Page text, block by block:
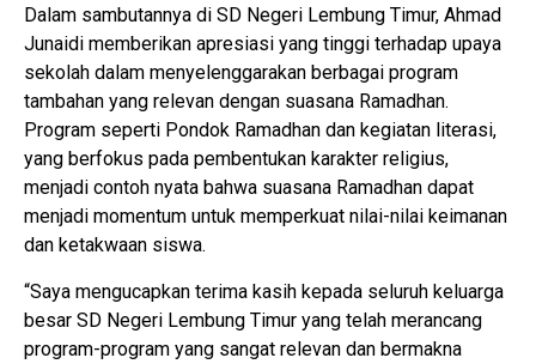
Dalam sambutannya di SD Negeri Lembung Timur, Ahmad
Junaidi memberikan apresiasi yang tinggi terhadap upaya
sekolah dalam menyelenggarakan berbagai program
tambahan yang relevan dengan suasana Ramadhan.
Program seperti Pondok Ramadhan dan kegiatan literasi,
yang berfokus pada pembentukan karakter religius,
menjadi contoh nyata bahwa suasana Ramadhan dapat
menjadi momentum untuk memperkuat nilai-nilai keimanan
dan ketakwaan siswa.
“Saya mengucapkan terima kasih kepada seluruh keluarga
besar SD Negeri Lembung Timur yang telah merancang
program-program yang sangat relevan dan bermakna